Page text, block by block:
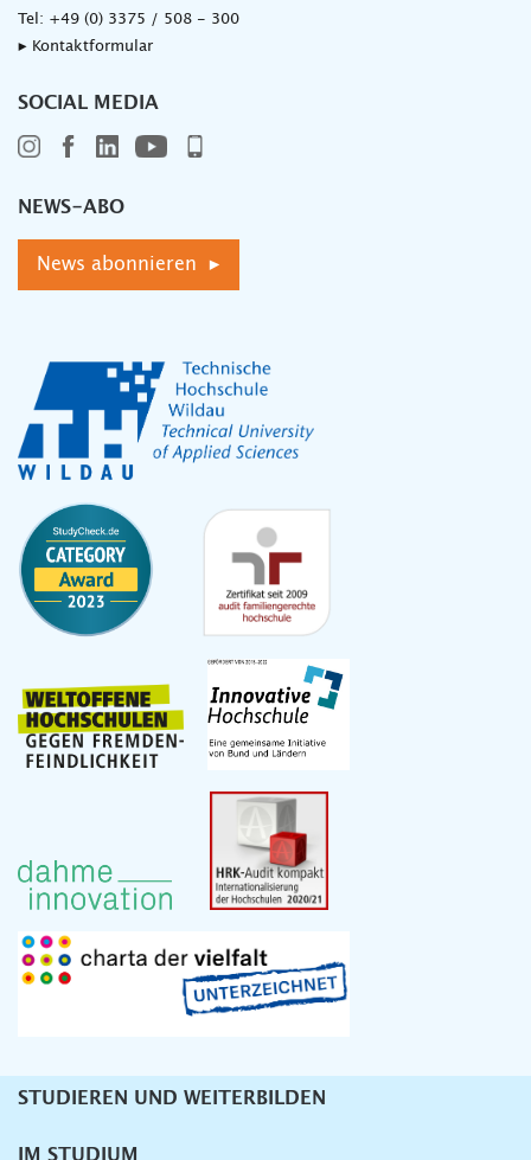
Tel: +49 (0) 3375 / 508 - 300
▸ Kontaktformular
SOCIAL MEDIA
NEWS-ABO
News abonnieren ▸
Unternavigation
STUDIEREN UND WEITERBILDEN
IM STUDIUM